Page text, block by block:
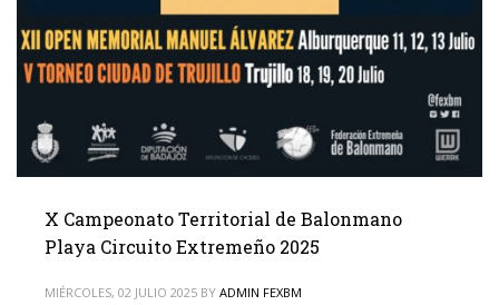
X Campeonato Territorial de Balonmano
Playa Circuito Extremeño 2025
MIÉRCOLES, 02 JULIO 2025 BY ADMIN FEXBM